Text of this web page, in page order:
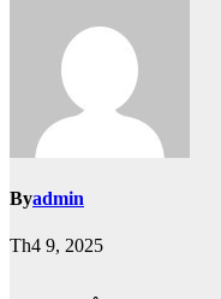
Byadmin
Th4 9, 2025